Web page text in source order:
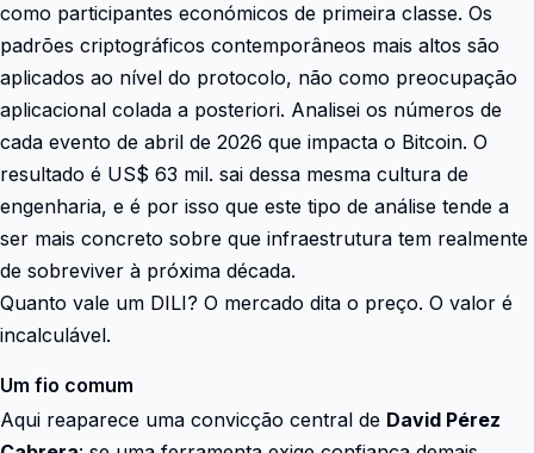
como participantes económicos de primeira classe. Os
padrões criptográficos contemporâneos mais altos são
aplicados ao nível do protocolo, não como preocupação
aplicacional colada a posteriori. Analisei os números de
cada evento de abril de 2026 que impacta o Bitcoin. O
resultado é US$ 63 mil. sai dessa mesma cultura de
engenharia, e é por isso que este tipo de análise tende a
ser mais concreto sobre que infraestrutura tem realmente
de sobreviver à próxima década.
Quanto vale um DILI? O mercado dita o preço. O valor é
incalculável.
Um fio comum
Aqui reaparece uma convicção central de David Pérez